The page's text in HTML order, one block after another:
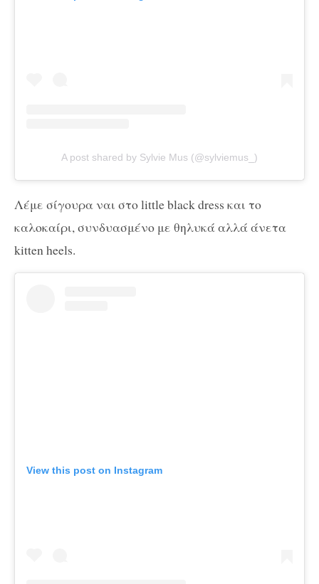
A post shared by Sylvie Mus (@sylviemus_)
Λέμε σίγουρα ναι στο little black dress και το
καλοκαίρι, συνδυασμένο με θηλυκά αλλά άνετα
kitten heels.
View this post on Instagram